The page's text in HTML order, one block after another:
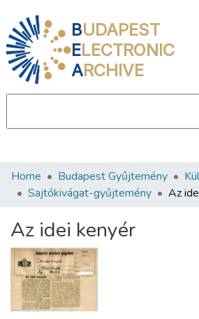
BUDAPEST
ELECTRONIC
ARCHIVE
Communities & Collections
Statistics
About us
Home Budapest Gyűjtemény
Sajtókivágat-gyűjtemény
Az
Az idei kenyér